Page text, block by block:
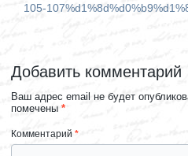
105-
Добавить комментарий
Ваш адрес email не будет
помечены*
Комментарий*